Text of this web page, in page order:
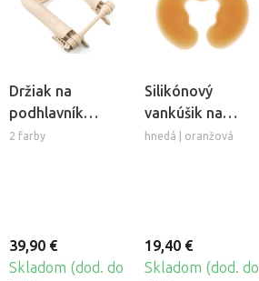
Držiak na
podhlavník
Fabulo Ergo
2 farby
39,90 €
Skladom (dod. do
Silikónový
vankúšik na
podhlavník
hnedá | oranžová
19,40 €
Skladom (dod. do